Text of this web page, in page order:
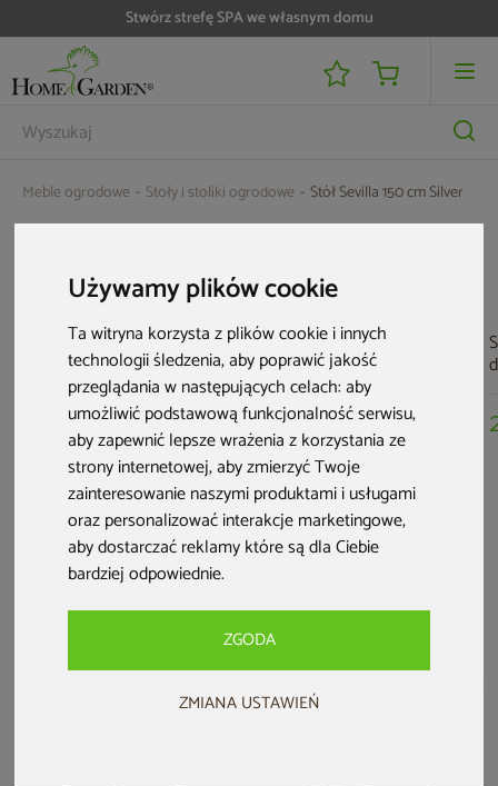
Używamy plików cookie
Ta witryna korzysta z plików cookie i innych
technologii śledzenia, aby poprawić jakość
przeglądania w następujących celach:aby
umożliwić podstawową funkcjonalność serwisu,
aby zapewnić lepsze wrażenia z korzystania ze
strony internetowej,aby zmierzyć Twoje
zainteresowanie naszymi produktami i usługami
oraz personalizować interakcje marketingowe,
aby dostarczać reklamy które są dla Ciebie
bardziej odpowiednie.
ZGODA
ZMIANA USTAWIEŃ
Stwórz strefę SPA we własnym domu
Meble ogrodowe Stoły i stoliki ogrodowe Stół Sevilla 150 cm Silver
technorattanowy
Bora Bora Beige
299 zł
Stolik
technorattanowy
Bora Bora Ginger
299 zł
Stół ogrodowy
aluminiowy
rozkładany Ontario
200+100 cm Grey /